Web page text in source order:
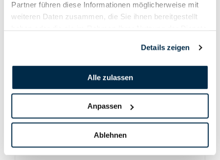
Partner führen diese Informationen möglicherweise mit
weiteren Daten zusammen, die Sie ihnen bereitgestellt
Details zeigen
Alle zulassen
Anpassen
Ablehnen